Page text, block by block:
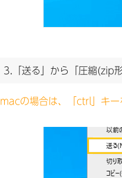
3.「送る」から「圧縮(zip
macの場合は、「ctrl」キー